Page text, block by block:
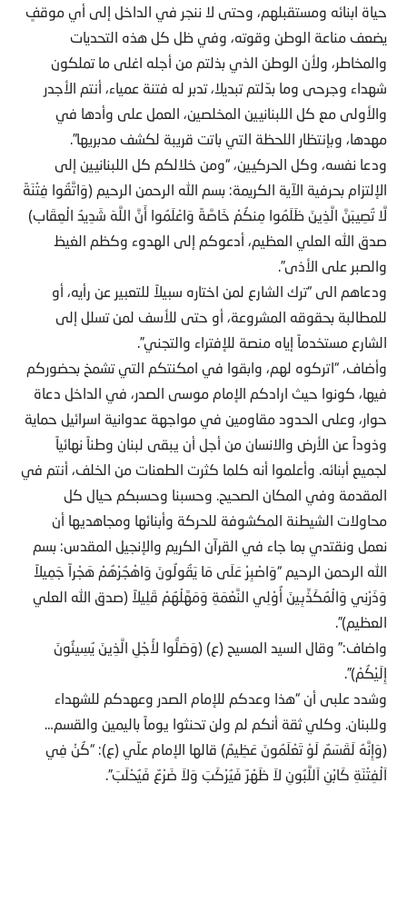
حياة ابنائه ومستقبلهم، وحتى لا ننجر في الداخل إلى أي موقفٍ
يضعف مناعة الوطن وقوته، وفي ظل كل هذه التحديات
والمخاطر، ولأن الوطن الذي بذلتم من أجله اغلى ما تملكون
شهداء وجرحى وما بدّلتم تبديلا، تدبر له فتنة عمياء، أنتم الأجدر
والأولى مع كل اللبنانيين المخلصين، العمل على وأدها في
مهدها، وبإنتظار اللحظة التي باتت قريبة لكشف مدبريها”.
ودعا نفسه، وكل الحركيين، “ومن خلالكم كل اللبنانيين إلى
الإلتزام بحرفية الآية الكريمة: بسم الله الرحمن الرحيم (وَاتَّقُوا فِتْنَةً
لَّا تُصِيبَنَّ الَّذِينَ ظَلَمُوا مِنكُمْ خَاصَّةً وَاعْلَمُوا أَنَّ اللَّهَ شَدِيدُ الْعِقَاب)
صدق الله العلي العظيم، أدعوكم إلى الهدوء وكظم الغيظ
والصبر على الأذى”.
ودعاهم الى “ترك الشارع لمن اختاره سبيلاً للتعبير عن رأيه، أو
للمطالبة بحقوقه المشروعة، أو حتى للأسف لمن تسلل إلى
الشارع مستخدماً إياه منصة للإفتراء والتجني”.
وأضاف، “اتركوه لهم، وابقوا في امكنتكم التي تشمخ بحضوركم
فيها، كونوا حيث ارادكم الإمام موسى الصدر، في الداخل دعاة
حوار، وعلى الحدود مقاومين في مواجهة عدوانية اسرائيل حماية
وذوداً عن الأرض والانسان من أجل أن يبقى لبنان وطناً نهائياً
لجميع أبنائه. وأعلموا أنه كلما كثرت الطعنات من الخلف، أنتم في
المقدمة وفي المكان الصحيح. وحسبنا وحسبكم حيال كل
محاولات الشيطنة المكشوفة للحركة وأبنائها ومجاهديها أن
نعمل ونقتدي بما جاء في القرآن الكريم والإنجيل المقدس: بسم
الله الرحمن الرحيم “وَاصْبِرْ عَلَى مَا يَقُولُونَ وَاهْجُرْهُمْ هَجْراً جَمِيلاً
وَذَرْنِي وَالْمُكَذِّبِينَ أُوْلِي النَّعْمَةِ وَمَهِّلْهُمْ قَلِيلاً (صدق الله العلي
العظيم)”.
واضاف:” وقال السيد المسيح (ع) (وَصَلُّوا لأَجْلِ الَّذِينَ يُسِيئُونَ
إِلَيْكُمْ)”.
وشدد علبى أن “هذا وعدكم للإمام الصدر وعهدكم للشهداء
وللبنان. وكلي ثقة أنكم لم ولن تحنثوا يوماً باليمين والقسم…
(وَإِنَّهُ لَقَسَمٌ لَوْ تَعْلَمُونَ عَظِيمٌ) قالها الإمام علّي (ع): “كُنْ فِي
اَلْفِتْنَةِ كَابْنِ اَللَّبُونِ لاَ ظَهْرٌ فَيُرْكَبَ وَلاَ ضَرْعٌ فَيُحْلَبَ”.